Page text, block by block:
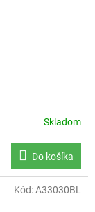
Skladom
Do košíka
Kód:A33030BL